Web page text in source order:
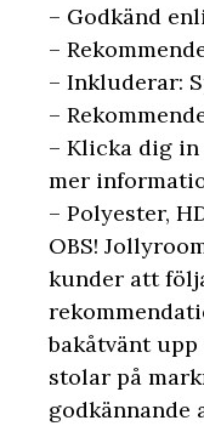
– Godkänd
–
– Inkluderar:
–
– Klicka dig
mer
– Polyester,
OBS!
kunder att
bakåtvänt
stolar på
godkännande